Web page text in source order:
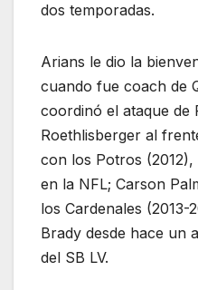
dos temporadas.
Arians le dio la
cuando fue coach de
coordinó el ataque de
Roethlisberger al
con los Potros
en la NFL; Carson
los Cardenales (2013-
Brady desde hace un
del SB LV.